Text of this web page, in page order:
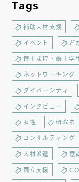
Tags
補助人材支援
イベント ど
博士課程・修士学
ネットワーキング
ダイバーシティ
インタビュー
女性 研究者
コンサルティング
人材派遣 意
両立支援